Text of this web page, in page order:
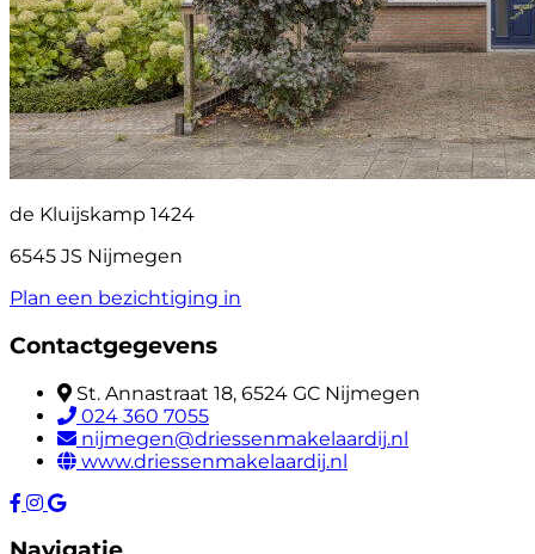
de Kluijskamp 1424
6545 JS Nijmegen
Plan een bezichtiging in
Contactgegevens
St. Annastraat 18, 6524 GC Nijmegen
024 360 7055
nijmegen@driessenmakelaardij.nl
www.driessenmakelaardij.nl